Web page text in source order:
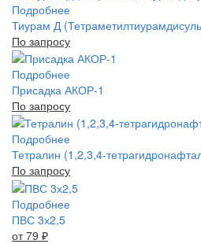
Подробнее
Тиурам Д
По запросу
Подробнее
Присадка АКОР-1
По запросу
Подробнее
Тетралин (1,2,3,4-
По запросу
Подробнее
ПВС 3х2,5
от 79 ₽